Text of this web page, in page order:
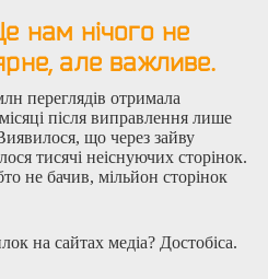
нам нічого не
але важливе.
переглядів отримала
після виправлення лише
що через зайву
тисячі неіснуючих сторінок.
не бачив, мільйон сторінок
на сайтах медіа? Достобіса.